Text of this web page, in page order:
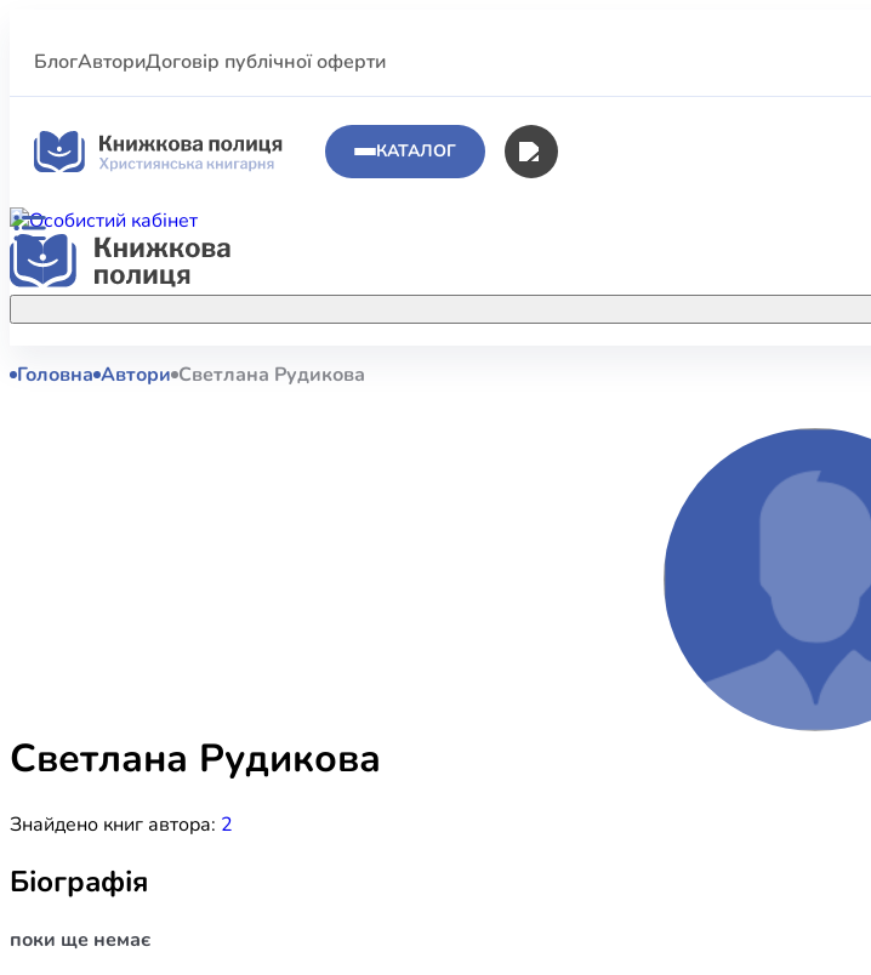
БлогАвториДоговір публічної оферти
КАТАЛОГ
Акційні пропозиції
КНИГИ
Біблійне консультування
Головна Автори Светлана Рудикова
Светлана Рудикова
Знайдено книг автора: 2
Біографія
поки ще немає